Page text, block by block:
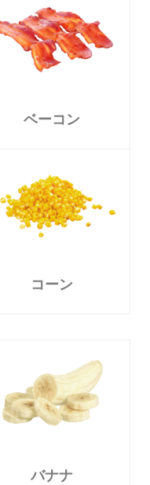
ベーコン
コーン
バナナ